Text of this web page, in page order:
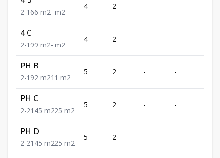
2-1 66 m2- m2
4 2 - -
4 C
2-1 99 m2- m2
4 2 - -
PH B
2-1 92 m211 m2
5 2 - -
PH C
2-2145 m225 m2
5 2 - -
PH D
2-2145 m225 m2
5 2 - -